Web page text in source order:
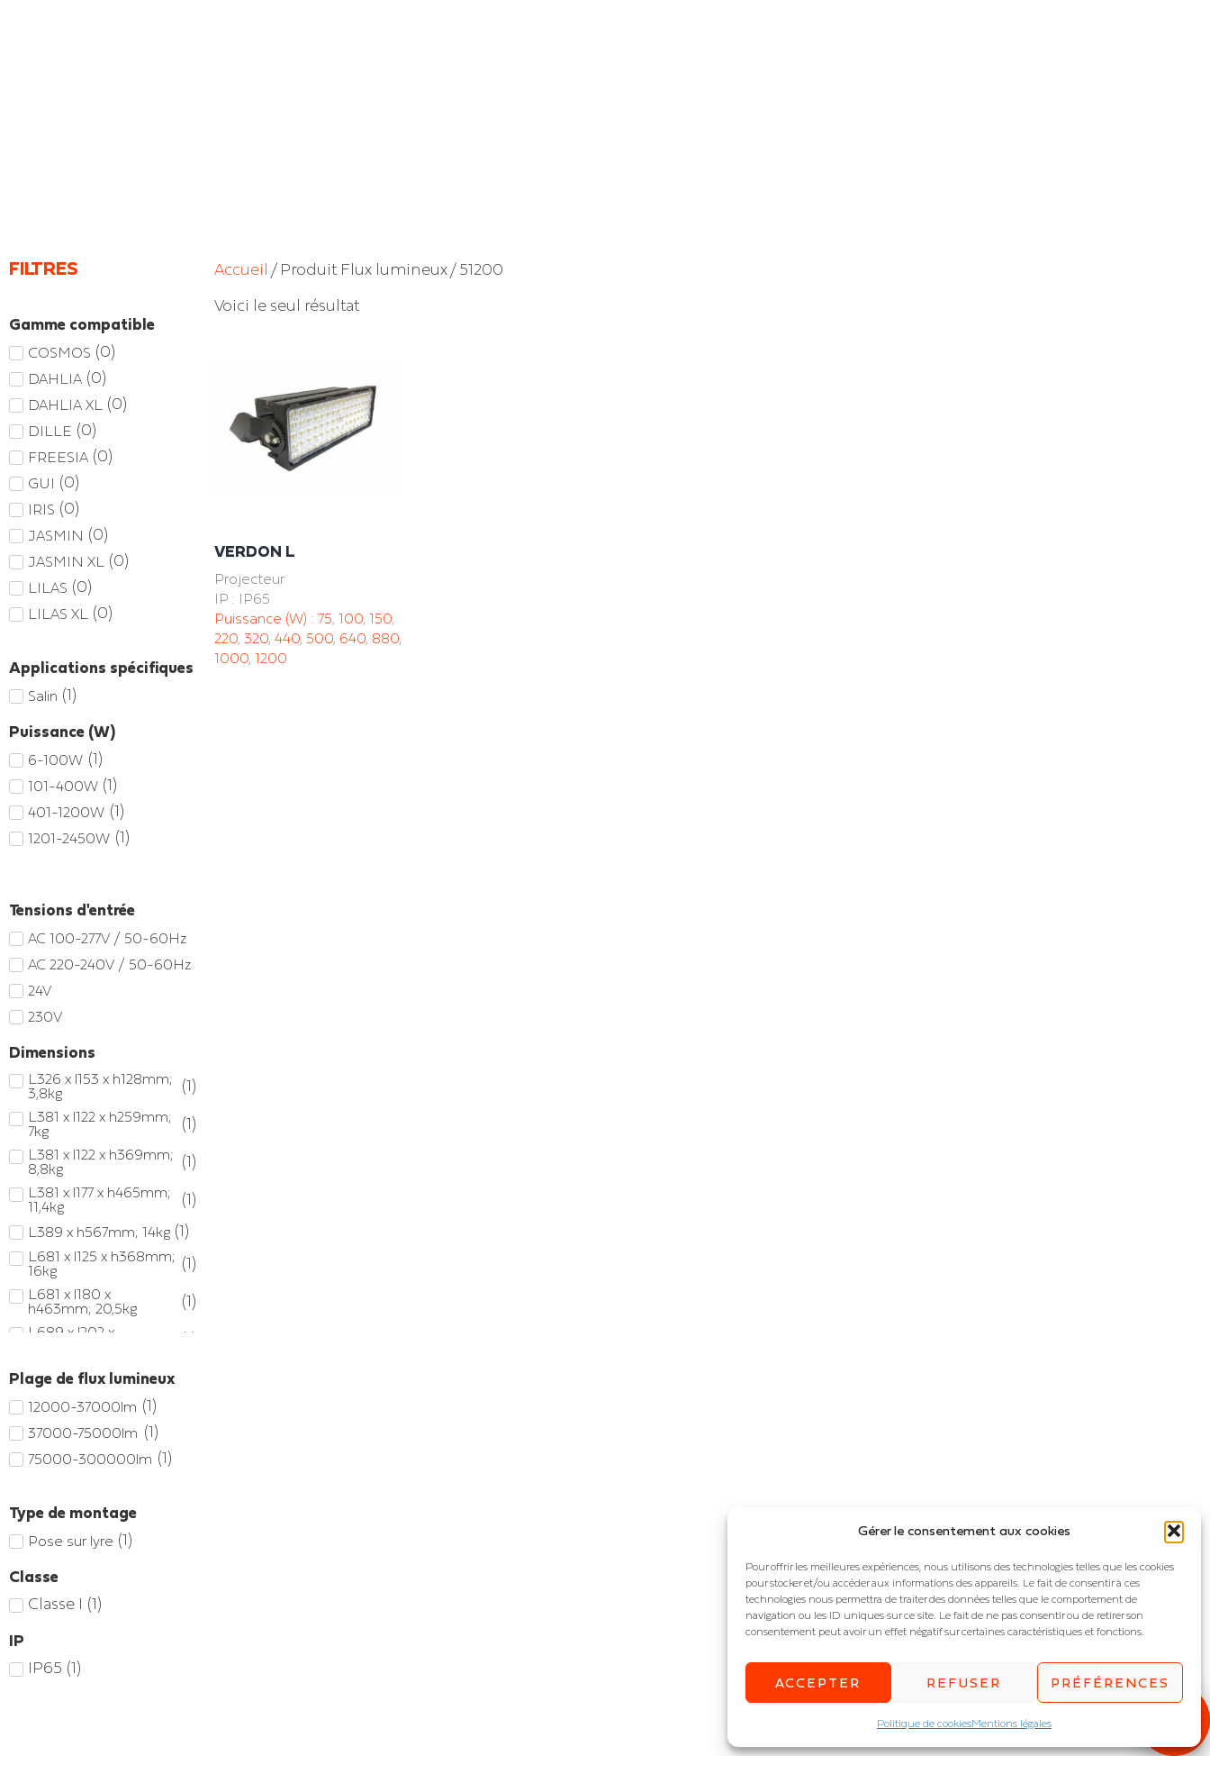
Gérer le consentement aux cookies
Pour offrir les meilleures expériences, nous utilisons des technologies telles que les cookies
pour stocker et/ou accéder aux informations des appareils. Le fait de consentir à ces
technologies nous permettra de traiter des données telles que le comportement de
navigation ou les ID uniques sur ce site. Le fait de ne pas consentir ou de retirer son
consentement peut avoir un effet négatif sur certaines caractéristiques et fonctions.
ACCEPTER REFUSER PRÉFÉRENCES
Politique de cookiesMentions légales
FILTRES
Gamme compatible
COSMOS (0)
DAHLIA (0)
DAHLIA XL (0)
DILLE (0)
FREESIA (0)
GUI (0)
IRIS (0)
JASMIN (0)
JASMIN XL (0)
LILAS (0)
LILAS XL (0)
Applications spécifiques
Salin (1)
Puissance (W)
6-100W (1)
101-400W (1)
401-1200W (1)
1201-2450W (1)
Tensions d'entrée
AC 100-277V / 50-60Hz
AC 220-240V / 50-60Hz
24V
230V
Dimensions
L326 x l153 x h128mm;
3,8kg
(1)
L381 x l122 x h259mm;
7kg
(1)
L381 x l122 x h369mm;
8,8kg
(1)
L381 x l177 x h465mm;
11,4kg
(1)
L389 x h567mm; 14kg (1)
L681 x l125 x h368mm;
16kg
(1)
L681 x l180 x
h463mm; 20,5kg
(1)
L689 x l202 x
( )
L689 x l260 x
h662mm; 35kg
Plage de flux lumineux
12000-37000lm (1)
37000-75000lm (1)
75000-300000lm (1)
Type de montage
Pose sur lyre (1)
Classe
Classe I (1)
IP
IP65 (1)
Accueil / Produit Flux lumineux / 51200
Voici le seul résultat
VERDON L
Projecteur
IP : IP65
Puissance (W) : 75, 100, 150,
220, 320, 440, 500, 640, 880,
1000, 1200